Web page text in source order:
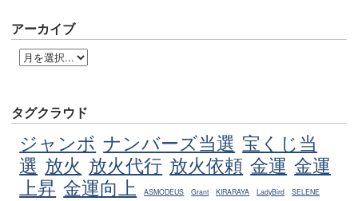
アーカイブ
タグクラウド
ジャンボ ナンバーズ当選 宝くじ当
選 放火 放火代行 放火依頼 金運 金運
上昇 金運向上 ASMODEUS Grant KIRARAYA LadyBird
SELENE